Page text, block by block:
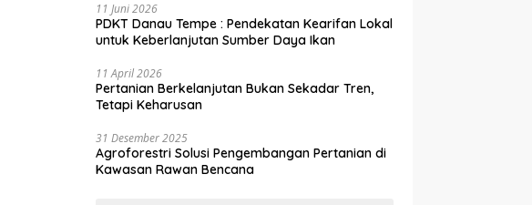
11 Juni 2026
PDKT Danau Tempe : Pendekatan Kearifan Lokal
untuk Keberlanjutan Sumber Daya Ikan
11 April 2026
Pertanian Berkelanjutan Bukan Sekadar Tren,
Tetapi Keharusan
31 Desember 2025
Agroforestri Solusi Pengembangan Pertanian di
Kawasan Rawan Bencana